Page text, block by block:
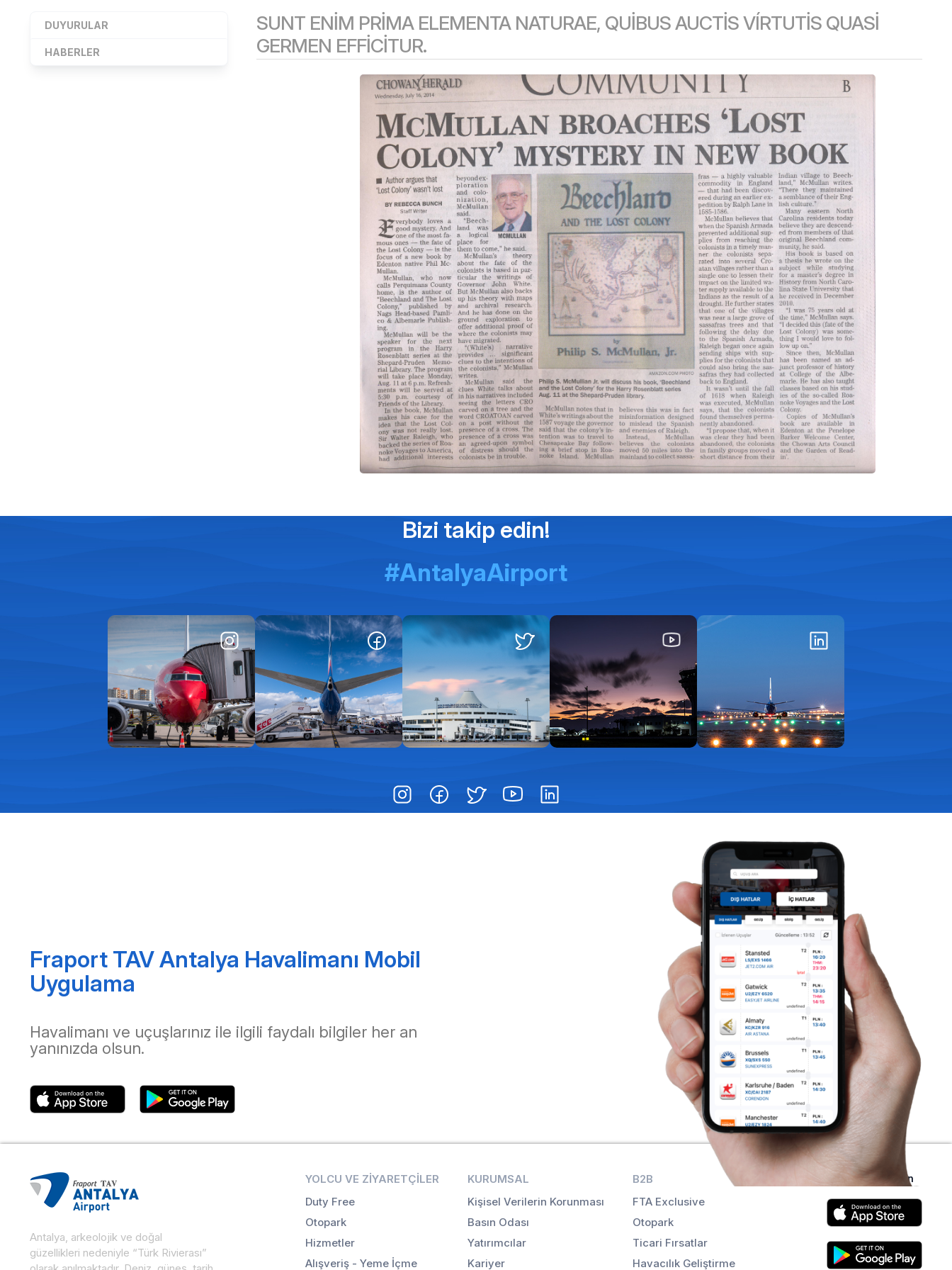
SUNT ENIM PRIMA ELEMENTA NATURAE, QUIBUS AUCTIS VÍRTUTIS QUASI
GERMEN EFFICITUR.
DUYURULAR
HABERLER
Bizi takip edin!
#AntalyaAirport
Fraport TAV Antalya Havalimanı Mobil
Uygulama
Havalimanı ve uçuşlarınız ile ilgili faydalı bilgiler her an
yanınızda olsun.
Antalya, arkeolojik ve doğal
güzellikleri nedeniyle “Türk Rivierası”
YOLCU VE ZIYARETÇILER
Duty Free
Otopark
Hizmetler
Alışveriş - Yeme İçme
KURUMSAL
Kişisel Verilerin Korunması
Basın Odası
Yatırımcılar
Kariyer
B2B
FTA Exclusive
Otopark
Ticari Fırsatlar
Havacılık Geliştirme
Uygulamaları alın